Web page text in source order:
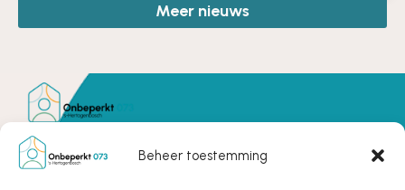
Beheer toestemming
Meer nieuws
Onbeperkt 073 's-Hertogenbosch
Bruistensingel 500